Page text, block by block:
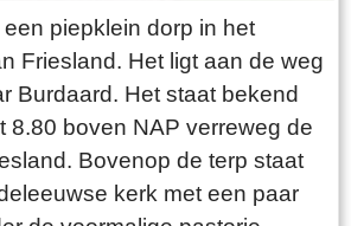
Het is moeilijk voor te
hij verhuisde heeft hij de state
laten maken. Misschien
een advertentie geplaatst in
met de vraag of iemand
zou willen overnemen voor
Wellicht bij gebrek aan
piepklein dorp in het
Friesland. Het ligt aan de weg
Burdaard. Het staat bekend
8.80 boven NAP verreweg de
Bovenop de terp staat
kerk met een paar